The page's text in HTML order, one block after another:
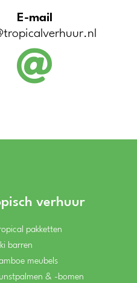
E-mail

verhuur
pakketten
barren
meubels
& -bomen